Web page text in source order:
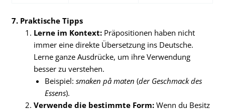
7. Praktische Tipps
Lerne im Kontext: Präpositionen haben nicht
immer eine direkte Übersetzung ins Deutsche.
Lerne ganze Ausdrücke, um ihre Verwendung
besser zu verstehen.
Beispiel:smaken på maten (der Geschmack des
Essens).
Verwende die bestimmte Form: Wenn du Besitz